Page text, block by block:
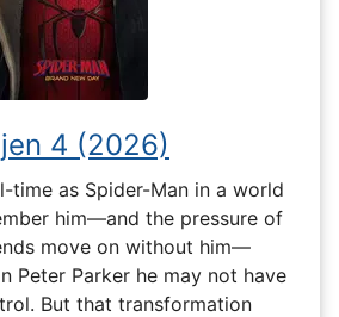
4 (2026)
time as Spider-Man in a world
him—and the pressure of
move on without him—
Peter Parker he may not have
But that transformation